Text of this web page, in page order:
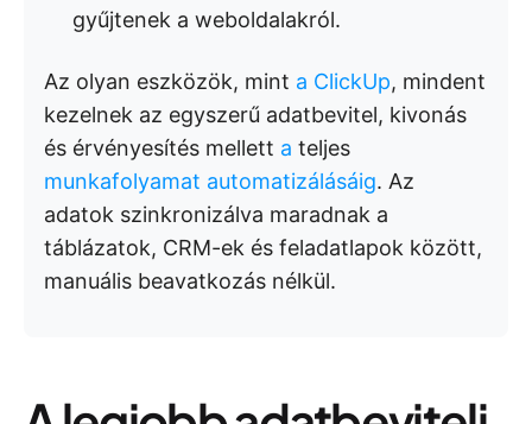
gyűjtenek a weboldalakról.
Az olyan eszközök, mint a ClickUp, mindent
kezelnek az egyszerű adatbevitel, kivonás
és érvényesítés mellett a teljes
munkafolyamat automatizálásáig. Az
adatok szinkronizálva maradnak a
táblázatok, CRM-ek és feladatlapok között,
manuális beavatkozás nélkül.